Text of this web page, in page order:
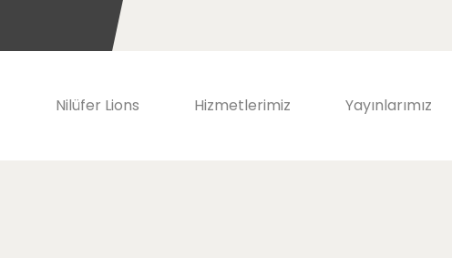
Nilüfer Lions Hizmetlerimiz Yayınlarımız